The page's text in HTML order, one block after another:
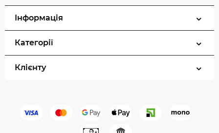
Інформація
Категорії
Клієнту